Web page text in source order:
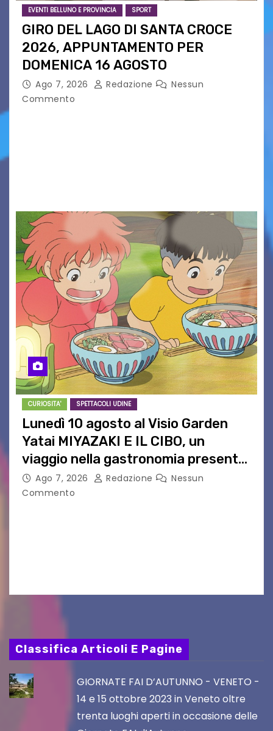
EVENTI BELLUNO E PROVINCIA SPORT
GIRO DEL LAGO DI SANTA CROCE
2026, APPUNTAMENTO PER
DOMENICA 16 AGOSTO
Ago 7, 2026 Redazione
Nessun
Commento
CURIOSITA' SPETTACOLI UDINE
Lunedì 10 agosto al Visio Garden
Yatai MIYAZAKI E IL CIBO, un
viaggio nella gastronomia presente
nei film di Hayao Miyazaki!
Ago 7, 2026 Redazione
Nessun
Commento
Classifica Articoli E Pagine
GIORNATE FAI D’AUTUNNO - VENETO -
14 e 15 ottobre 2023 in Veneto oltre
trenta luoghi aperti in occasione delle